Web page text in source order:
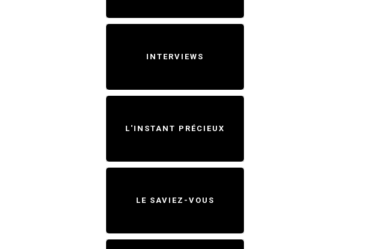
INTERVIEWS
L'INSTANT PRÉCIEUX
LE SAVIEZ-VOUS